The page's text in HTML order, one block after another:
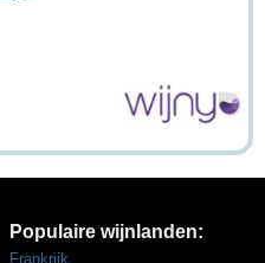
Populaire wijnlanden:
Frankrijk